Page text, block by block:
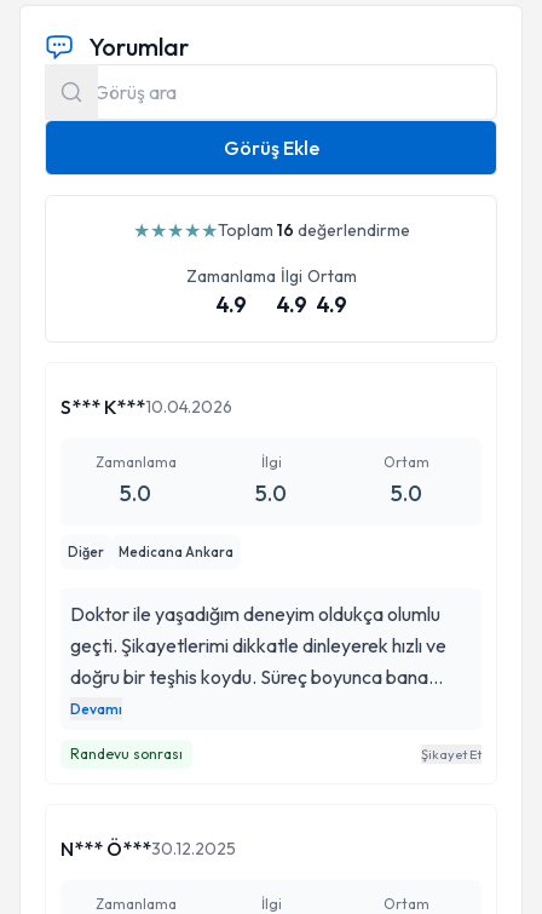
Yorumlar
Görüş Ekle
★★★★★Toplam 16 değerlendirme
Zamanlama
4.9
İlgi
4.9
Ortam
4.9
S*** K***10.04.2026
Zamanlama
5.0
İlgi
5.0
Ortam
5.0
Diğer Medicana Ankara
Doktor ile yaşadığım deneyim oldukça olumlu
geçti. Şikayetlerimi dikkatle dinleyerek hızlı ve
doğru bir teşhis koydu. Süreç boyunca bana
detaylı ve anlaşılır bilgiler vererek içimi rahatlattı.
ulaşabilmem de benim için büyük bir avantaj
kendimi güvende hissettim. Her şey için Doç. Dr.
Devamı
Randevu sonrası Şikayet Et
N*** Ö***30.12.2025
Zamanlama İlgi Ortam